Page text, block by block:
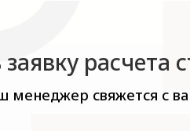
расчета
менеджер свяжется с